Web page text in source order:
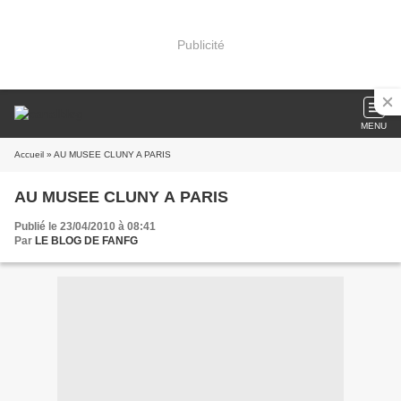
Publicité
MENU
Accueil » AU MUSEE CLUNY A PARIS
AU MUSEE CLUNY A PARIS
Publié le 23/04/2010 à 08:41
Par LE BLOG DE FANFG